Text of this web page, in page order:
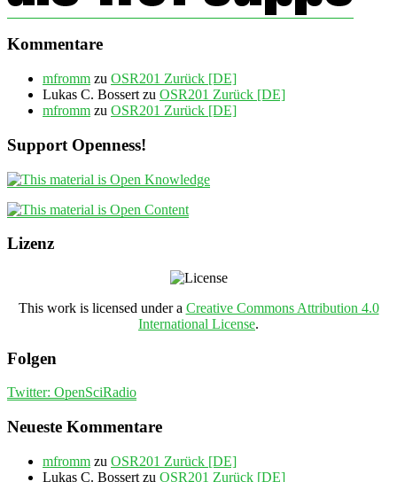
Kommentare
mfromm zu OSR201 Zurück [DE]
Lukas C. Bossert zu OSR201 Zurück [DE]
mfromm zu OSR201 Zurück [DE]
Support Openness!
Lizenz
This work is licensed under a Creative Commons Attribution 4.0
International License.
Folgen
Twitter: OpenSciRadio
Neueste Kommentare
mfromm zu OSR201 Zurück [DE]
Lukas C. Bossert zu OSR201 Zurück [DE]